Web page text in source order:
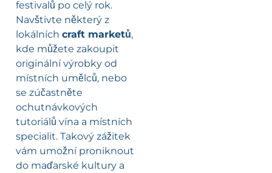
festivalů po celý rok.
Navštivte některý z
lokálních craft marketů,
kde můžete zakoupit
originální výrobky od
místních umělců, nebo
se zúčastněte
ochutnávkových
tutoriálů vína a místních
specialit. Takový zážitek
vám umožní proniknout
do maďarské kultury a